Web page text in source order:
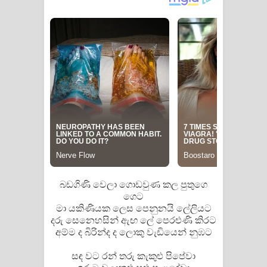
Pemwanthiye Song Lyrics -
පෙම්වන්තියේ ගීතයේ පද පෙළ
Manobhawa Song Lyrics - මනෝභව
ගීතයේ පද පෙළ
ඉඳලා ගීතයේ පද පෙළ
Saddeta Denna Song Lyrics - සද්දෙට
බඩගිණි වෙලා ගොඩවුණ කල පුතුගෙ
ගෙට
මා යකිණියක ලෙස පෙනුනයි ලේලියට
දරු සෙනෙහසින් ඇඟ ලේ පෙරළුණි කිරට
අම්ම ද බිරින්ද ද ලොකු වැඩියෙන් නුඹට
සඳ වට රන් තරු කැකුළු පිපේවා